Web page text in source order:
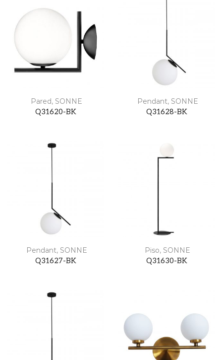
Pared, SONNE
Q31620-BK
Pendant, SONNE
Q31628-BK
Pendant, SONNE
Q31627-BK
Piso, SONNE
Q31630-BK